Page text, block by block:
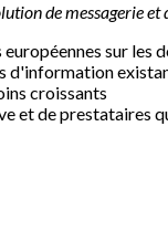
de messagerie et
sur les
d'information
croissants
et de prestataires